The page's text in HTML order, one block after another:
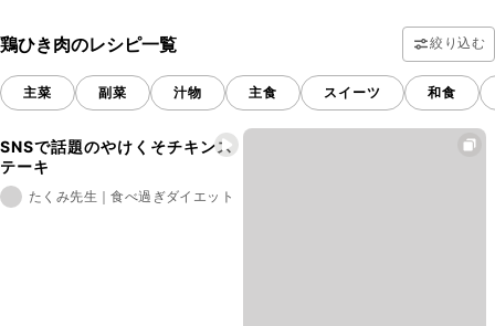
鶏ひき肉のレシピ一覧 絞り込む
主菜 副菜 汁物 主食 スイーツ 和食
SNSで話題のやけくそチキンス
テーキ
たくみ先生｜食べ過ぎダイエット